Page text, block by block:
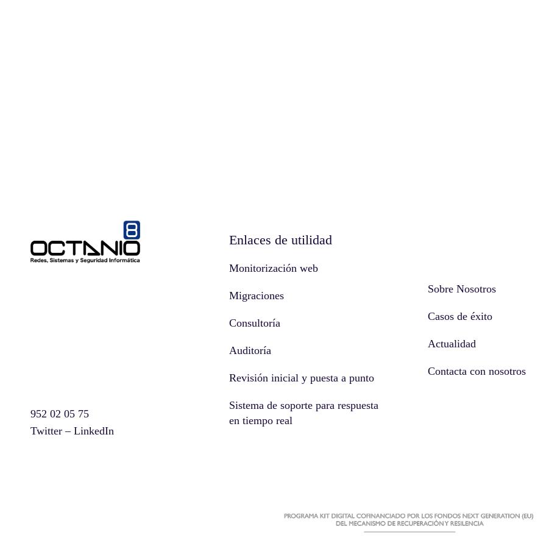
952 02 05 75
Twitter – LinkedIn
Enlaces de utilidad
Monitorización web
Migraciones
Consultoría
Auditoría
Revisión inicial y puesta a punto
Sistema de soporte para respuesta
en tiempo real
Sobre Nosotros
Casos de éxito
Actualidad
Contacta con nosotros